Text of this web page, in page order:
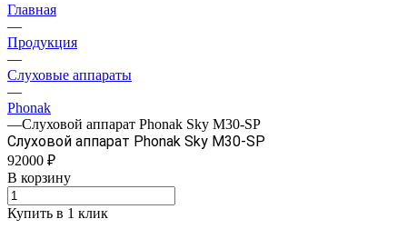
Главная
—
Продукция
—
Слуховые аппараты
—
Phonak
—Слуховой аппарат Phonak Sky M30-SP
Слуховой аппарат Phonak Sky M30-SP
92000 ₽
В корзину
Купить в 1 клик